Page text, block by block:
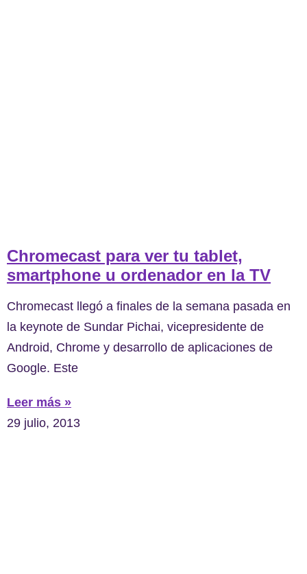
Chromecast para ver tu tablet,
smartphone u ordenador en la TV
Chromecast llegó a finales de la semana pasada en
la keynote de Sundar Pichai, vicepresidente de
Android, Chrome y desarrollo de aplicaciones de
Google. Este
Leer más »
29 julio, 2013